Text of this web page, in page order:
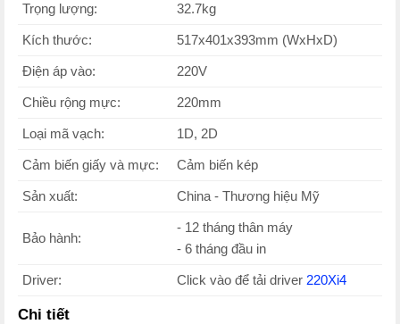
Trọng lượng: 32.7kg
Kích thước: 517x401x393mm (WxHxD)
Điện áp vào: 220V
Chiều rộng mực: 220mm
Loại mã vạch: 1D, 2D
Cảm biến giấy và mực: Cảm biến kép
Sản xuất: China - Thương hiệu Mỹ
Bảo hành:
- 12 tháng thân máy
- 6 tháng đầu in
Driver: Click vào để tải driver 220Xi4
Chi tiết